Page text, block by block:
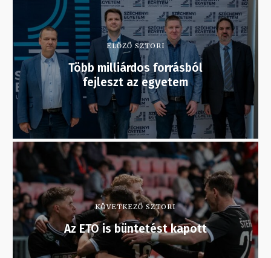
ELŐZŐ SZTORI
Több milliárdos forrásból
fejleszt az egyetem
KÖVETKEZŐ SZTORI
Az ETO is büntetést kapott